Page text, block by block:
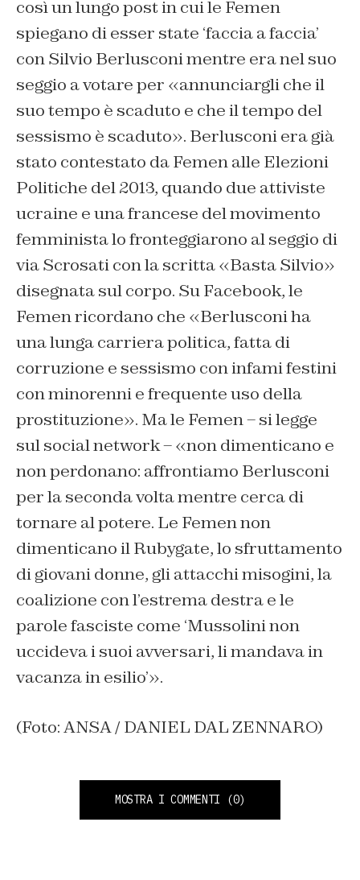
così un lungo post in cui le Femen
spiegano di esser state ‘faccia a faccia’
con Silvio Berlusconi mentre era nel suo
seggio a votare per «annunciargli che il
suo tempo è scaduto e che il tempo del
sessismo è scaduto». Berlusconi era già
stato contestato da Femen alle Elezioni
Politiche del 2013, quando due attiviste
ucraine e una francese del movimento
femminista lo fronteggiarono al seggio di
via Scrosati con la scritta «Basta Silvio»
disegnata sul corpo. Su Facebook, le
Femen ricordano che «Berlusconi ha
una lunga carriera politica, fatta di
corruzione e sessismo con infami festini
con minorenni e frequente uso della
prostituzione». Ma le Femen – si legge
sul social network – «non dimenticano e
non perdonano: affrontiamo Berlusconi
per la seconda volta mentre cerca di
tornare al potere. Le Femen non
dimenticano il Rubygate, lo sfruttamento
di giovani donne, gli attacchi misogini, la
coalizione con l’estrema destra e le
parole fasciste come ‘Mussolini non
uccideva i suoi avversari, li mandava in
vacanza in esilio’».
(Foto: ANSA / DANIEL DAL ZENNARO)
MOSTRA I COMMENTI (0)